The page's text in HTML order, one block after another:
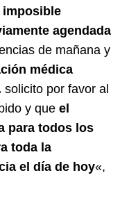
imposible
agendada
de mañana y
médica
solicito por favor al
y que el
para todos los
toda la
el día de hoy«,